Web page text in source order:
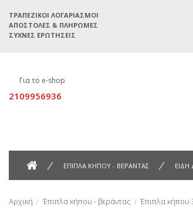
ΤΡΑΠΕΖΙΚΟΊ ΛΟΓΑΡΙΑΣΜΟΊ
ΑΠΟΣΤΟΛΈΣ & ΠΛΗΡΩΜΈΣ
ΣΥΧΝΈΣ ΕΡΩΤΉΣΕΙΣ
Για το e-shop
2109956936
ΕΠΙΠΛΑ ΚΗΠΟΥ - ΒΕΡΑΝΤΑΣ ΕΙΔΗ
Αρχική Έπιπλα κήπου - βεράντας Έπιπλα κήπου